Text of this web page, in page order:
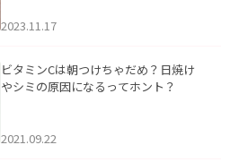
2023.11.17
ビタミンCは朝つけちゃだめ？日焼け
やシミの原因になるってホント？
2021.09.22